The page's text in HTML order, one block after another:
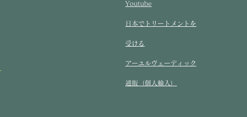
Youtube
​日本でトリートメントを
受ける​
アーユルヴェーディック
通販（個人輸入）